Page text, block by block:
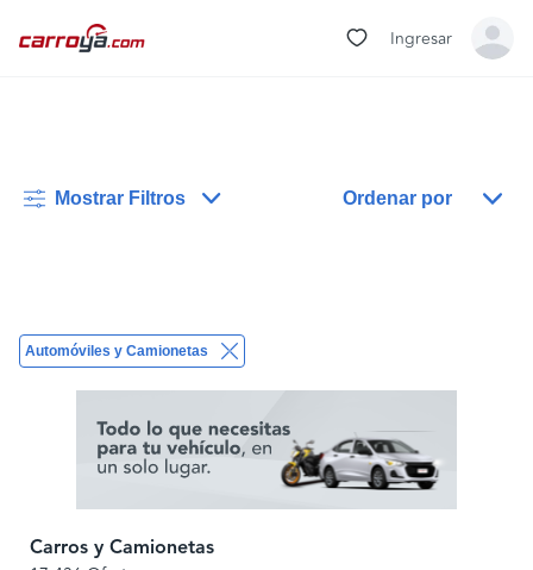
Ingresar
Mostrar Filtros Ordenar por
Automóviles y Camionetas
Carros y Camionetas